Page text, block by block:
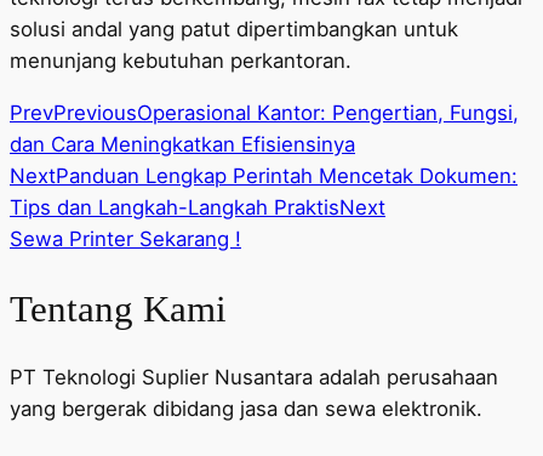
solusi andal yang patut dipertimbangkan untuk
menunjang kebutuhan perkantoran.
PrevPreviousOperasional Kantor: Pengertian, Fungsi,
dan Cara Meningkatkan Efisiensinya
NextPanduan Lengkap Perintah Mencetak Dokumen:
Tips dan Langkah-Langkah PraktisNext
Sewa Printer Sekarang !
Tentang Kami
PT Teknologi Suplier Nusantara adalah perusahaan
yang bergerak dibidang jasa dan sewa elektronik.